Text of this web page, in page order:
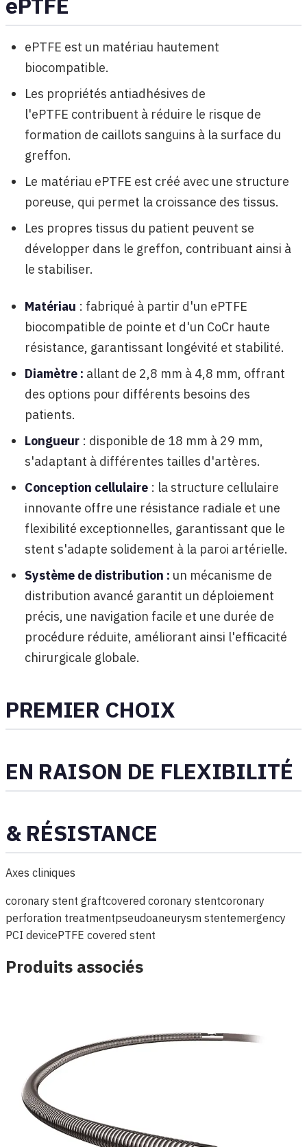
ePTFE est un matériau hautement
biocompatible.
Les propriétés antiadhésives de
l'ePTFE contribuent à réduire le risque de
formation de caillots sanguins à la surface du
greffon.
Le matériau ePTFE est créé avec une structure
poreuse, qui permet la croissance des tissus.
Les propres tissus du patient peuvent se
développer dans le greffon, contribuant ainsi à
le stabiliser.
Matériau : fabriqué à partir d'un ePTFE
biocompatible de pointe et d'un CoCr haute
résistance, garantissant longévité et stabilité.
Diamètre : allant de 2,8 mm à 4,8 mm, offrant
des options pour différents besoins des
patients.
Longueur : disponible de 18 mm à 29 mm,
s'adaptant à différentes tailles d'artères.
Conception cellulaire : la structure cellulaire
innovante offre une résistance radiale et une
flexibilité exceptionnelles, garantissant que le
stent s'adapte solidement à la paroi artérielle.
Système de distribution : un mécanisme de
distribution avancé garantit un déploiement
précis, une navigation facile et une durée de
procédure réduite, améliorant ainsi l'efficacité
chirurgicale globale.
PREMIER CHOIX
EN RAISON DE FLEXIBILITÉ
& RÉSISTANCE
Axes cliniques
coronary stent graftcovered coronary stentcoronary
perforation treatmentpseudoaneurysm stentemergency
PCI devicePTFE covered stent
Produits associés